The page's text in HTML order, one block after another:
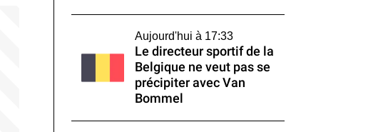
Aujourd'hui à 17:33
Le directeur sportif de la
Belgique ne veut pas se
précipiter avec Van
Bommel